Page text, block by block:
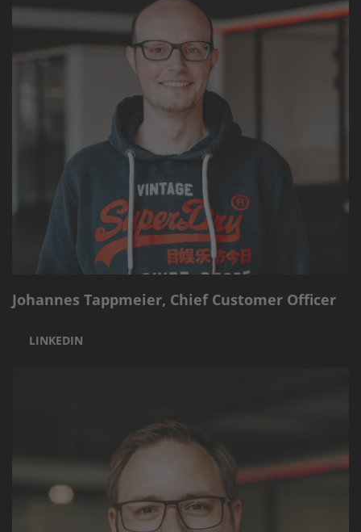
Johannes Tappmeier, Chief Customer Officer
LINKEDIN